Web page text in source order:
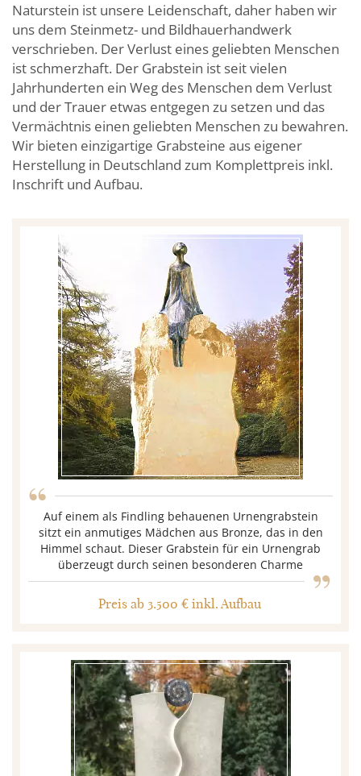
Naturstein ist unsere Leidenschaft, daher haben wir
uns dem Steinmetz- und Bildhauerhandwerk
verschrieben. Der Verlust eines geliebten Menschen
ist schmerzhaft. Der Grabstein ist seit vielen
Jahrhunderten ein Weg des Menschen dem Verlust
und der Trauer etwas entgegen zu setzen und das
Vermächtnis einen geliebten Menschen zu bewahren.
Wir bieten einzigartige Grabsteine aus eigener
Herstellung in Deutschland zum Komplettpreis inkl.
Inschrift und Aufbau.
“Auf einem als Findling behauenen Urnengrabstein
sitzt ein anmutiges Mädchen aus Bronze, das in den
Himmel schaut. Dieser Grabstein für ein Urnengrab
überzeugt durch seinen besonderen Charme „
Preis ab 3.500 € inkl. Aufbau